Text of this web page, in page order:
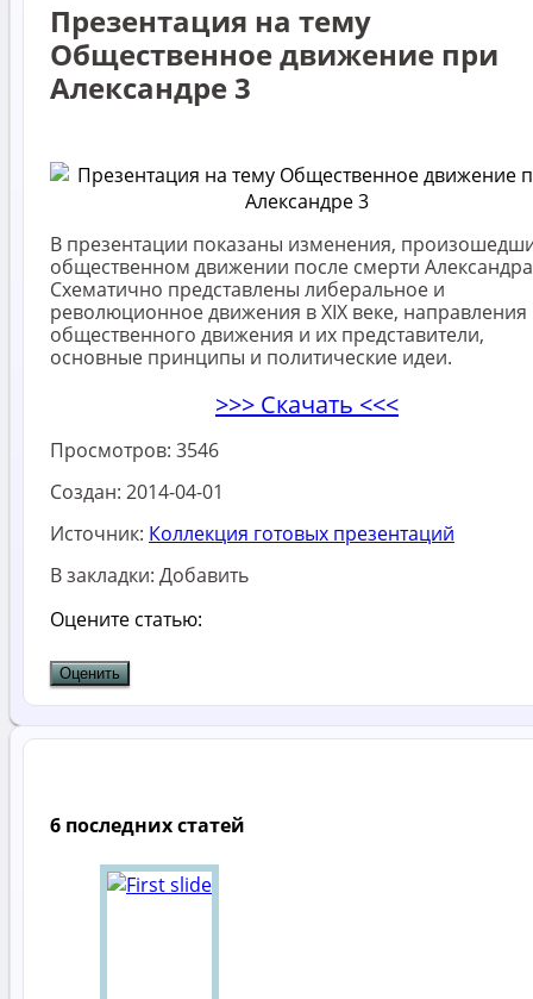
Презентация на тему
Общественное движение при
Александре 3
В презентации показаны изменения,
общественном движении после смерти
Схематично представлены либеральное и
революционное движения в XIX веке, направления
общественного движения и их представители,
основные принципы и политические идеи.
>>> Скачать <<<
Просмотров: 3546
Создан: 2014-04-01
Источник: Коллекция готовых презентаций
В закладки: Добавить
Оцените статью:
6 последних статей